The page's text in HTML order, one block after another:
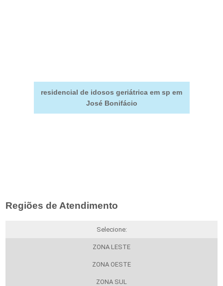
residencial de idosos geriátrica em sp em
José Bonifácio
Regiões de Atendimento
Selecione:
ZONA LESTE
ZONA OESTE
ZONA SUL